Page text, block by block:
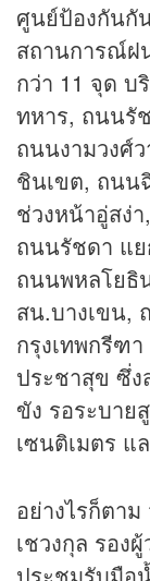
ศูนย์ป้องกันกั
สถานการณ์ฝ
กว่า 11 จุด
ทหาร, ถนนรั
ถนนงามวงศ์
ชินเขต, ถนน
ช่วงหน้าอู่สง่
ถนนรัชดา แย
ถนนพหลโยธิ
สน.บางเขน,
กรุงเทพกรีฑ
ประชาสุข ซึ่
ขัง รอระบาย
เซนติเมตร แ
อย่างไรก็ตา
เชวงกุล รอง